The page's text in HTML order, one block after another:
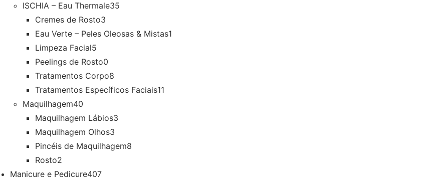
ISCHIA – Eau Thermale35
Cremes de Rosto3
Eau Verte – Peles Oleosas & Mistas1
Limpeza Facial5
Peelings de Rosto0
Tratamentos Corpo8
Tratamentos Específicos Faciais11
Maquilhagem40
Maquilhagem Lábios3
Maquilhagem Olhos3
Pincéis de Maquilhagem8
Rosto2
Manicure e Pedicure407